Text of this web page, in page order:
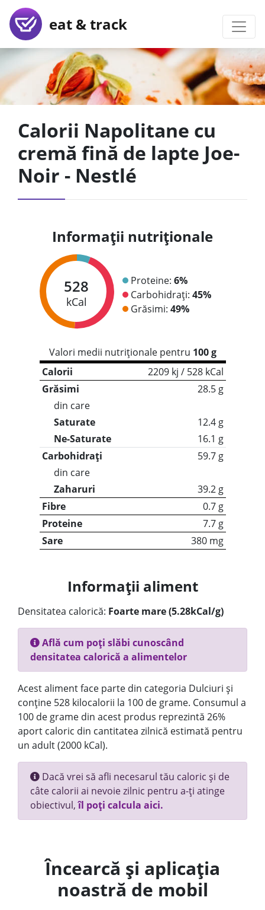
eat & track
Calorii Napolitane cu
cremă fină de lapte Joe-
Noir - Nestlé
Informații nutriționale
528
kCal
Proteine: 6%
Carbohidrați: 45%
Grăsimi: 49%
Valori medii nutriționale pentru 100 g
Calorii
2209 kj / 528 kCal
Grăsimi
28.5 g
din care
Saturate
12.4 g
Ne-Saturate
16.1 g
Carbohidrați
59.7 g
din care
Zaharuri
39.2 g
Fibre
0.7 g
Proteine
7.7 g
Sare
380 mg
Informații aliment
Densitatea calorică: Foarte mare (5.28kCal/g)
Află cum poți slăbi cunoscând
densitatea calorică a alimentelor
Acest aliment face parte din categoria Dulciuri și
conține 528 kilocalorii la 100 de grame. Consumul a
100 de grame din acest produs reprezintă 26%
aport caloric din cantitatea zilnică estimată pentru
un adult (2000 kCal).
Dacă vrei să afli necesarul tău caloric și de
câte calorii ai nevoie zilnic pentru a-ți atinge
obiectivul,îl poți calcula aici.
Încearcă și aplicația
noastră de mobil